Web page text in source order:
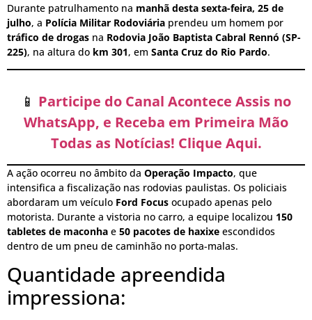
Durante patrulhamento na manhã desta sexta-feira, 25 de
julho, a Polícia Militar Rodoviária prendeu um homem por
tráfico de drogas na Rodovia João Baptista Cabral Rennó (SP-
225), na altura do km 301, em Santa Cruz do Rio Pardo.
📱 Participe do Canal Acontece Assis no
WhatsApp, e Receba em Primeira Mão
Todas as Notícias! Clique Aqui.
A ação ocorreu no âmbito da Operação Impacto, que
intensifica a fiscalização nas rodovias paulistas. Os policiais
abordaram um veículo Ford Focus ocupado apenas pelo
motorista. Durante a vistoria no carro, a equipe localizou 150
tabletes de maconha e 50 pacotes de haxixe escondidos
dentro de um pneu de caminhão no porta-malas.
Quantidade apreendida
impressiona: